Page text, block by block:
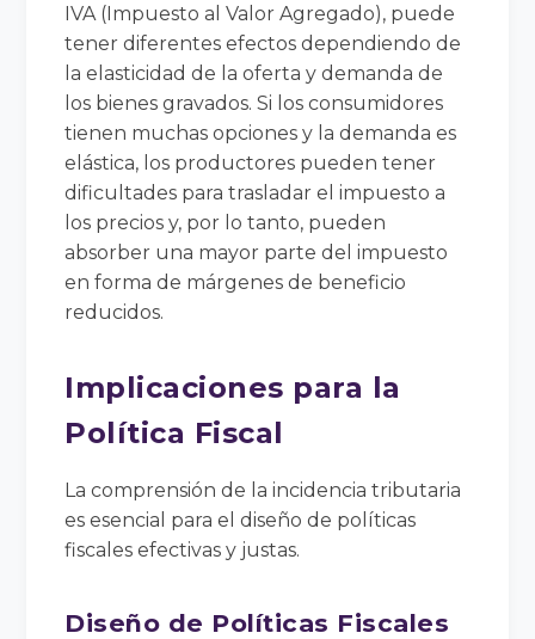
IVA (Impuesto al Valor Agregado), puede
tener diferentes efectos dependiendo de
la elasticidad de la oferta y demanda de
los bienes gravados. Si los consumidores
tienen muchas opciones y la demanda es
elástica, los productores pueden tener
dificultades para trasladar el impuesto a
los precios y, por lo tanto, pueden
absorber una mayor parte del impuesto
en forma de márgenes de beneficio
reducidos.
Implicaciones para la
Política Fiscal
La comprensión de la incidencia tributaria
es esencial para el diseño de políticas
fiscales efectivas y justas.
Diseño de Políticas Fiscales